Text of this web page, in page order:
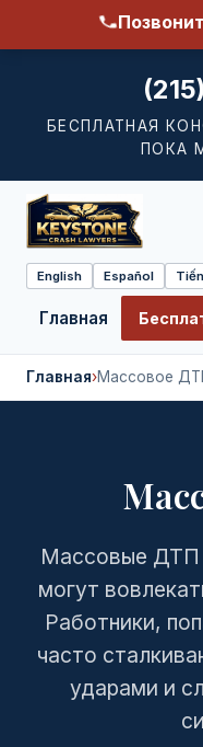
БЕСПЛАТНАЯ
ПОКА
Select
language
English Español
Главная
Главная›Массовое
Массовые ДТП
могут
Работники,
часто
ударами и